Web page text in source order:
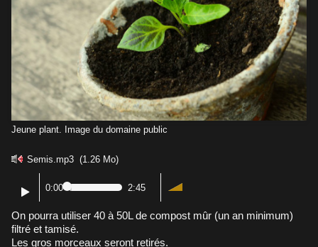
Jeune plant. Image du domaine public
Semis.mp3 (1.26 Mo)
0:00 2:45
On pourra utiliser 40 à 50L de compost mûr (un an minimum)
filtré et tamisé.
Les gros morceaux seront retirés.